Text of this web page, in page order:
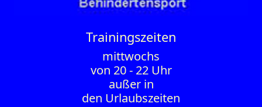
Trainings­zeiten
mittwochs
von 20 - 22 Uhr
außer in
den Urlaubszeiten